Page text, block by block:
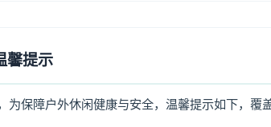
馨提示
为保障户外休闲健康与安全，温馨提示如下，覆